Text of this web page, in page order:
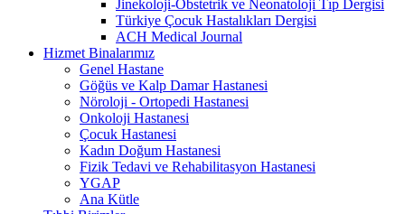
Jinekoloji-Obstetrik ve Neonatoloji Tıp Dergisi
Türkiye Çocuk Hastalıkları Dergisi
ACH Medical Journal
Hizmet Binalarımız
Genel Hastane
Göğüs ve Kalp Damar Hastanesi
Nöroloji - Ortopedi Hastanesi
Onkoloji Hastanesi
Çocuk Hastanesi
Kadın Doğum Hastanesi
Fizik Tedavi ve Rehabilitasyon Hastanesi
YGAP
Ana Kütle